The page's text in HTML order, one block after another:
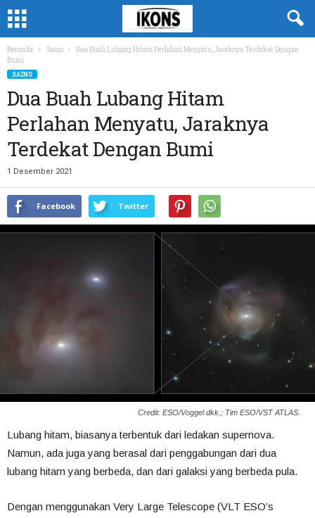
Beranda Sains
Dua Buah Lubang Hitam Perlahan Menyatu, Jaraknya Terdekat Dengan
Bumi
SAINS
Dua Buah Lubang Hitam
Perlahan Menyatu, Jaraknya
Terdekat Dengan Bumi
1 Desember 2021
Facebook Twitter
Credit: ESO/Voggel dkk.; Tim ESO/VST ATLAS.
Lubang hitam, biasanya terbentuk dari ledakan supernova.
Namun, ada juga yang berasal dari penggabungan dari dua
lubang hitam yang berbeda, dan dari galaksi yang berbeda pula.
Dengan menggunakan Very Large Telescope (VLT ESO’s